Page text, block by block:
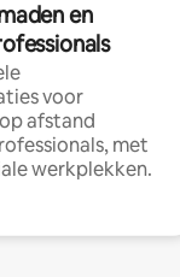
en
voor
afstand
met
werkplekken.